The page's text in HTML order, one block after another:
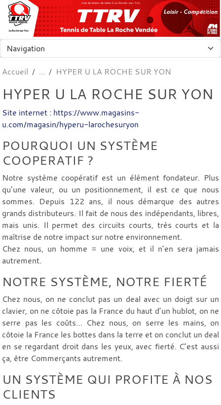
club de tennis de table à La Roche-sur-Yon
Accueil HYPER U LA ROCHE SUR YON
HYPER U LA ROCHE SUR YON
Site internet : https://www.magasins-
u.com/magasin/hyperu-larochesuryon
POURQUOI UN SYSTÈME
COOPERATIF ?
Notre système coopératif est un élément fondateur. Plus
qu’une valeur, ou un positionnement, il est ce que nous
sommes. Depuis 122 ans, il nous démarque des autres
grands distributeurs. Il fait de nous des indépendants, libres,
mais unis. Il permet des circuits courts, très courts et la
maîtrise de notre impact sur notre environnement.
Chez nous, un homme = une voix, et il n’en sera jamais
autrement.
NOTRE SYSTÈME, NOTRE FIERTÉ
Chez nous, on ne conclut pas un deal avec un doigt sur un
clavier, on ne côtoie pas la France du haut d’un hublot, on ne
serre pas les coûts… Chez nous, on serre les mains, on
côtoie la France les bottes dans la terre et on conclut un deal
en se regardant droit dans les yeux, avec fierté. C’est aussi
ça, être Commerçants autrement.
UN SYSTÈME QUI PROFITE À NOS
CLIENTS
Panneau de gestion des cookies